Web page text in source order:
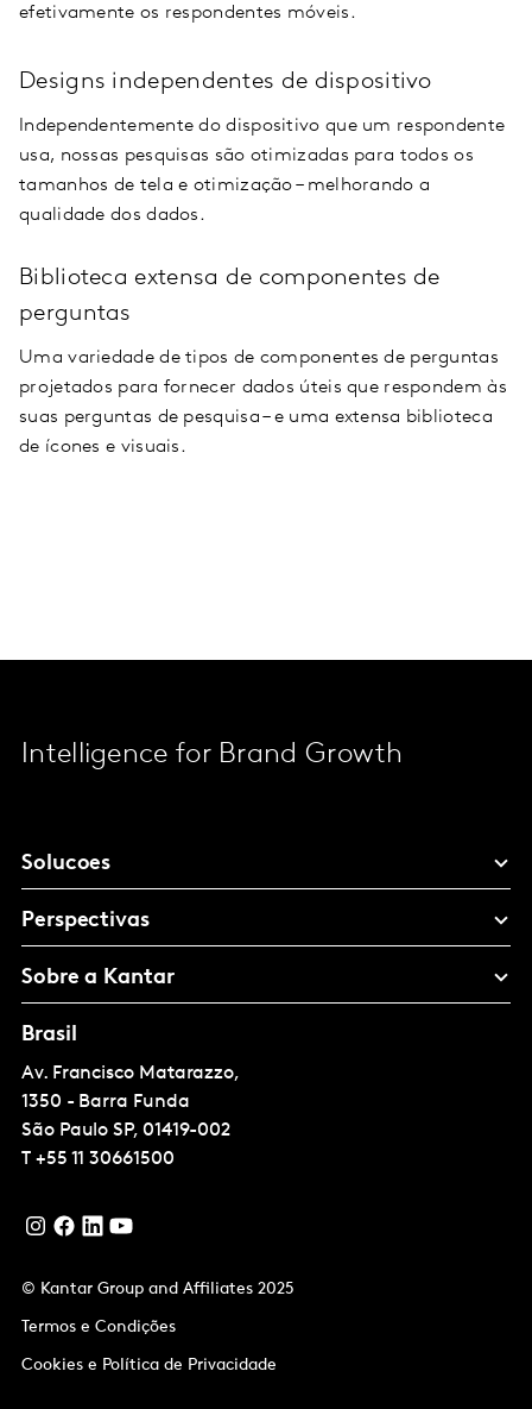
efetivamente os respondentes móveis.
Designs independentes de dispositivo
Independentemente do dispositivo que um respondente
usa, nossas pesquisas são otimizadas para todos os
tamanhos de tela e otimização – melhorando a
qualidade dos dados.
Biblioteca extensa de componentes de
perguntas
Uma variedade de tipos de componentes de perguntas
projetados para fornecer dados úteis que respondem às
suas perguntas de pesquisa – e uma extensa biblioteca
de ícones e visuais.
Intelligence for Brand Growth
Solucoes
Perspectivas
Sobre a Kantar
Brasil
Av. Francisco Matarazzo,
1350 - Barra Funda
São Paulo SP, 01419-002
T +55 11 30661500
© Kantar Group and Affiliates 2025
Termos e Condições
Cookies e Política de Privacidade